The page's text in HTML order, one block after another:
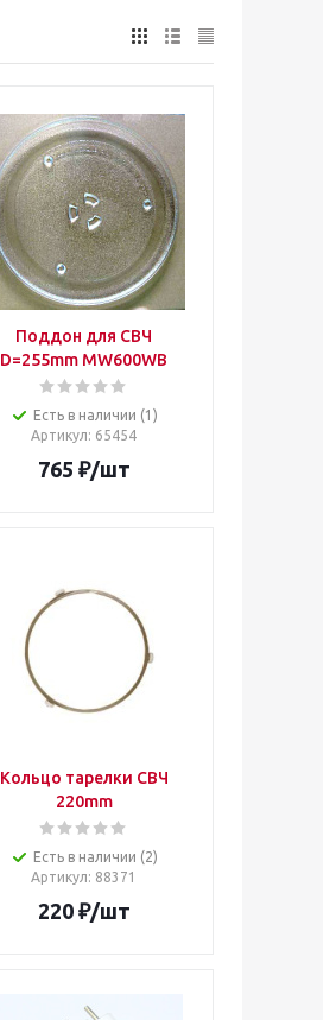
Поддон для СВЧ
D=255mm MW600WB
Есть в наличии (1)
Артикул: 65454
765 ₽/шт
Кольцо тарелки СВЧ
220mm
Есть в наличии (2)
Артикул: 88371
220₽/шт